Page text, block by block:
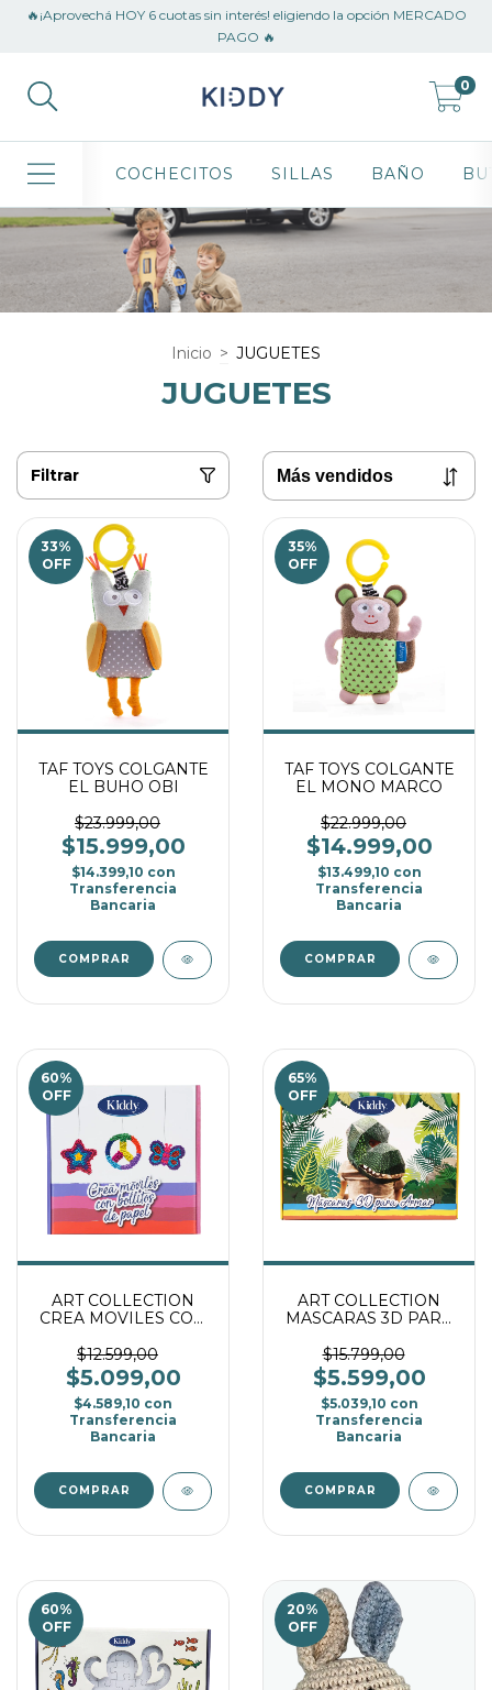
🔥¡Aprovechá HOY 6 cuotas sin interés! eligiendo la opción MERCADO
PAGO 🔥
0
COCHECITOS SILLAS BAÑO
Inicio > JUGUETES
JUGUETES
Filtrar
33%
OFF
TAF TOYS COLGANTE
EL BUHO OBI
$23.999,00
$15.999,00
$14.399,10 con
Transferencia
Bancaria
35%
OFF
TAF TOYS COLGANTE
EL MONO MARCO
$22.999,00
$14.999,00
$13.499,10 con
Transferencia
Bancaria
60%
OFF
ART COLLECTION
CREA MOVILES CON
$12.599,00
$5.099,00
$4.589,10 con
Transferencia
Bancaria
65%
OFF
ART COLLECTION
MASCARAS 3D PARA
DINOSAURIO
$15.799,00
$5.599,00
$5.039,10 con
Transferencia
Bancaria
60%
OFF
20%
OFF